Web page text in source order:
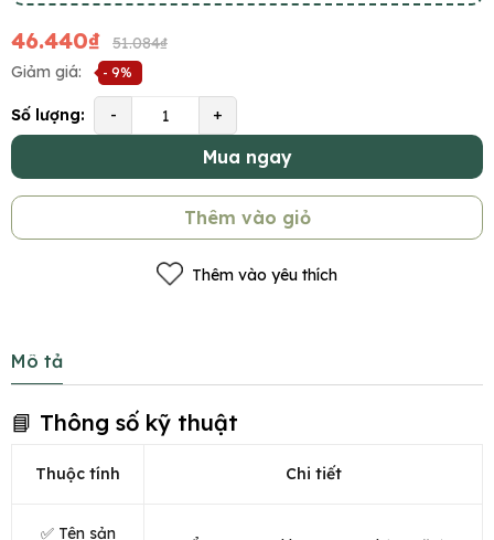
46.440₫
51.084₫
Giảm giá:
- 9%
Số lượng: - +
Mua ngay
Thêm vào giỏ
Thêm vào yêu thích
Mô tả
📘 Thông số kỹ thuật
Thuộc tính Chi tiết
✅ Tên sản